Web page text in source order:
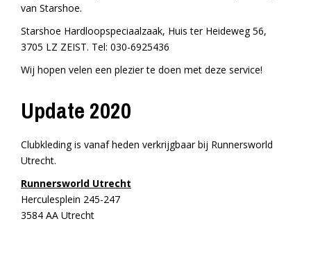
van Starshoe.
Starshoe Hardloopspeciaalzaak, Huis ter Heideweg 56,
3705 LZ ZEIST. Tel: 030-6925436
Wij hopen velen een plezier te doen met deze service!
Update 2020
Clubkleding is vanaf heden verkrijgbaar bij Runnersworld
Utrecht.
Runnersworld Utrecht
Herculesplein 245-247
3584 AA Utrecht